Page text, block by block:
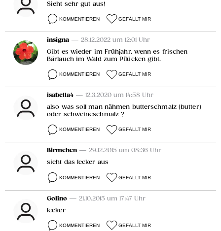
Sieht sehr gut aus!
KOMMENTIEREN GEFÄLLT MIR
insigna — 28.12.2022 um 12:01 Uhr
Gibt es wieder im Frühjahr, wenn es frischen
Bärlauch im Wald zum Pflücken gibt.
KOMMENTIEREN GEFÄLLT MIR
isabella4 — 12.3.2020 um 14:58 Uhr
also was soll man nähmen butterschmalz (butter)
oder schweineschmalz ?
KOMMENTIEREN GEFÄLLT MIR
Birmchen — 29.12.2015 um 08:36 Uhr
sieht das lecker aus
KOMMENTIEREN GEFÄLLT MIR
Golino — 21.10.2015 um 17:47 Uhr
lecker
KOMMENTIEREN GEFÄLLT MIR